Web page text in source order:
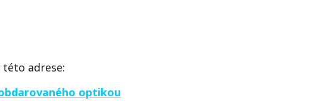
této adrese:
optikou